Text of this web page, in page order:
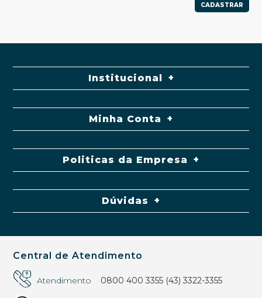
CADASTRAR
Institucional
Minha Conta
Politicas da Empresa
Dúvidas
Central de Atendimento
Atendimento 0800 400 3355 (43) 3322-3355